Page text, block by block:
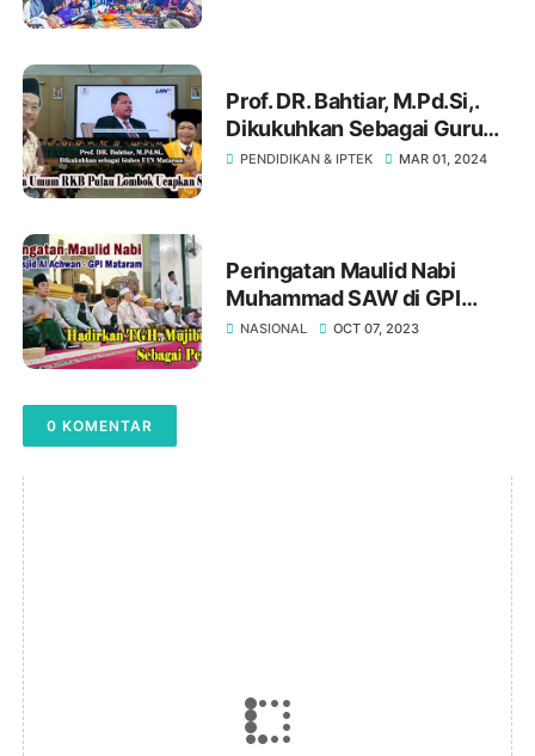
Prof. DR. Bahtiar, M.Pd.Si,.
Dikukuhkan Sebagai Guru
Besar UIN Mataram, Ketua
PENDIDIKAN & IPTEK MAR 01, 2024
Peringatan Maulid Nabi
Muhammad SAW di GPI
Mataram, Hadirkan TGH.
NASIONAL OCT 07, 2023
0 KOMENTAR